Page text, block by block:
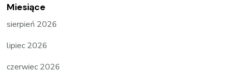
Miesiące
sierpień 2026
lipiec 2026
czerwiec 2026